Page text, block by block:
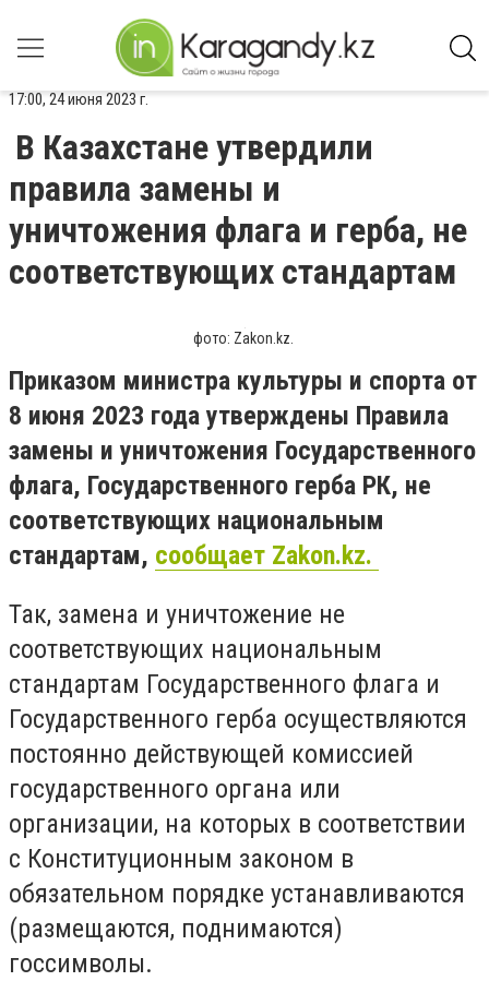
17:00, 24 июня 2023 г.
В Казахстане утвердили
правила замены и
уничтожения флага и герба, не
соответствующих стандартам
фото: Zakon.kz.
Приказом министра культуры и спорта от
8 июня 2023 года утверждены Правила
замены и уничтожения Государственного
флага, Государственного герба РК, не
соответствующих национальным
стандартам, сообщает Zakon.kz.
Так, замена и уничтожение не
соответствующих национальным
стандартам Государственного флага и
Государственного герба осуществляются
постоянно действующей комиссией
государственного органа или
организации, на которых в соответствии
с Конституционным законом в
обязательном порядке устанавливаются
(размещаются, поднимаются)
госсимволы.